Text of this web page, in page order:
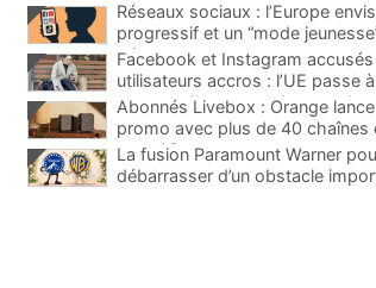
Réseaux sociaux : l’Europe
progressif et un “mode
mineurs
Facebook et Instagram
utilisateurs accros : l’UE passe
menace d’une amende record
Abonnés Livebox : Orange
promo avec plus de 40 chaînes
pour 1€
La fusion Paramount Warner
débarrasser d’un obstacle